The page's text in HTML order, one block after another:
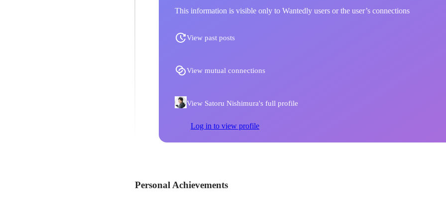
This information is visible only to Wantedly users or the user’s connections
View past posts
View mutual connections
View Satoru Nishimura's full profile
Log in to view profile
Personal Achievements